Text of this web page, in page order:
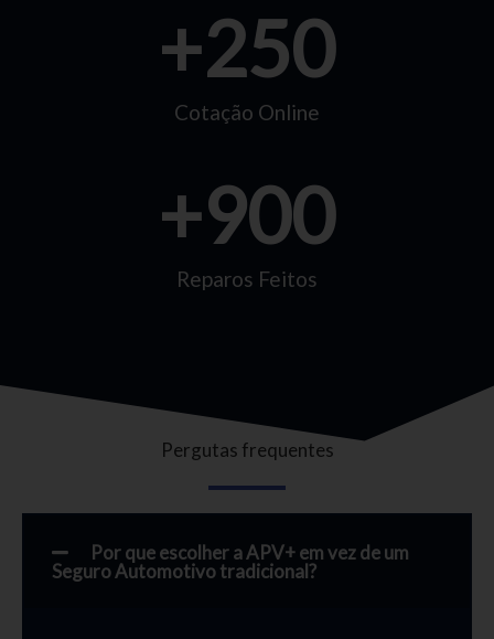
Cotação Online
+250
Reparos Feitos
+900
Pergutas frequentes
Por que escolher a APV+ em vez de um
Seguro Automotivo tradicional?